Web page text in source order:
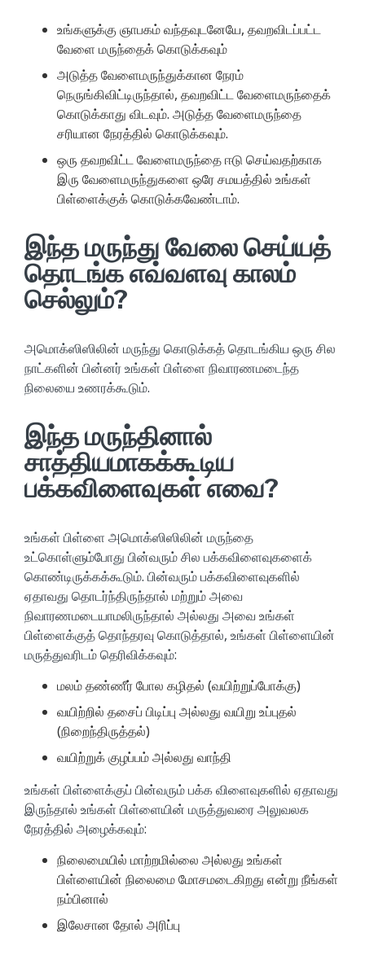
உங்களுக்கு ஞாபகம் வந்தவுடனேயே, தவறவிடப்பட்ட
வேளை மருந்தைக் கொடுக்கவும்
அடுத்த வேளைமருந்துக்கான நேரம்
நெருங்கிவிட்டிருந்தால், தவறவிட்ட வேளைமருந்தைக்
கொடுக்காது விடவும். அடுத்த வேளைமருந்தை
சரியான நேரத்தில் கொடுக்கவும்.
ஒரு தவறவிட்ட வேளைமருந்தை ஈடு செய்வதற்காக
இரு வேளைமருந்துகளை ஒரே சமயத்தில் உங்கள்
பிள்ளைக்குக் கொடுக்கவேண்டாம்.
இந்த மருந்து வேலை செய்யத்
தொடங்க எவ்வளவு காலம்
செல்லும்?
அமொக்ஸிஸிலின் மருந்து கொடுக்கத் தொடங்கிய ஒரு சில
நாட்களின் பின்னர் உங்கள் பிள்ளை நிவாரணமடைந்த
நிலையை உணரக்கூடும்.
இந்த மருந்தினால்
சாத்தியமாகக்கூடிய
பக்கவிளைவுகள் எவை?
உங்கள் பிள்ளை அமொக்ஸிஸிலின் மருந்தை
உட்கொள்ளும்போது பின்வரும் சில பக்கவிளைவுகளைக்
கொண்டிருக்கக்கூடும். பின்வரும் பக்கவிளைவுகளில்
ஏதாவது தொடர்ந்திருந்தால் மற்றும் அவை
நிவாரணமடையாமலிருந்தால் அல்லது அவை உங்கள்
பிள்ளைக்குத் தொந்தரவு கொடுத்தால், உங்கள் பிள்ளையின்
மருத்துவரிடம் தெரிவிக்கவும்:
மலம் தண்ணீர் போல கழிதல் (வயிற்றுப்போக்கு)
வயிற்றில் தசைப் பிடிப்பு அல்லது வயிறு உப்புதல்
(நிறைந்திருத்தல்)
வயிற்றுக் குழப்பம் அல்லது வாந்தி
உங்கள் பிள்ளைக்குப் பின்வரும் பக்க விளைவுகளில் ஏதாவது
இருந்தால் உங்கள் பிள்ளையின் மருத்துவரை அலுவலக
நேரத்தில் அழைக்கவும்:
நிலைமையில் மாற்றமில்லை அல்லது உங்கள்
பிள்ளையின் நிலைமை மோசமடைகிறது என்று நீங்கள்
நம்பினால்
இலேசான தோல் அரிப்பு